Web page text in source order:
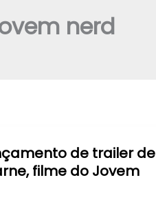
nerd
de trailer de
filme do Jovem